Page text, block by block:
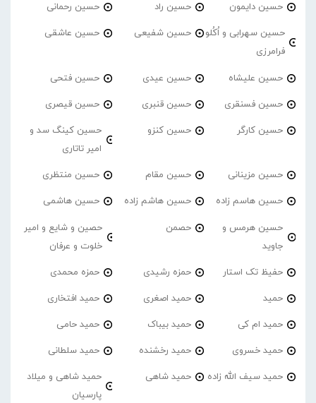
حسین دایمون حسین راد حسین رحمانی
حسین سهرابی و اُکُلو
فرامرزی
حسین شفیعی حسین عاشقی
حسین علیشاه حسین عیدی حسین فتحی
حسین فسنقری حسین قنبری حسین قیصری
حسین کارگر حسین کنزو
حسین کینگ سد و
امیر تاتاری
حسین مزینانی حسین مقام حسین منتظری
حسین هاسم زاده حسین هاشم زاده حسین هاشمی
حسین هرمس و
جاوید
حصمن
حصین و شایع و امیر
خلوت و عرفان
حفیظ تک استار حمزه رشیدی حمزه محمدی
حمید حمید اصغری حمید افتخاری
حمید ام کی حمید بیباک حمید حامی
حمید خسروی حمید رخشنده حمید سلطانی
حمید سیف الله زاده حمید شاهی
حمید شاهی و میلاد
پارسیان